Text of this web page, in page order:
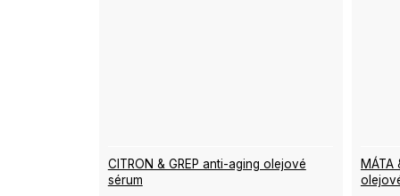
CITRON & GREP anti-aging olejové
sérum
MÁTA